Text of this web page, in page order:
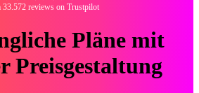
33.572 reviews on Trustpilot
Pläne mit
Preisgestaltung